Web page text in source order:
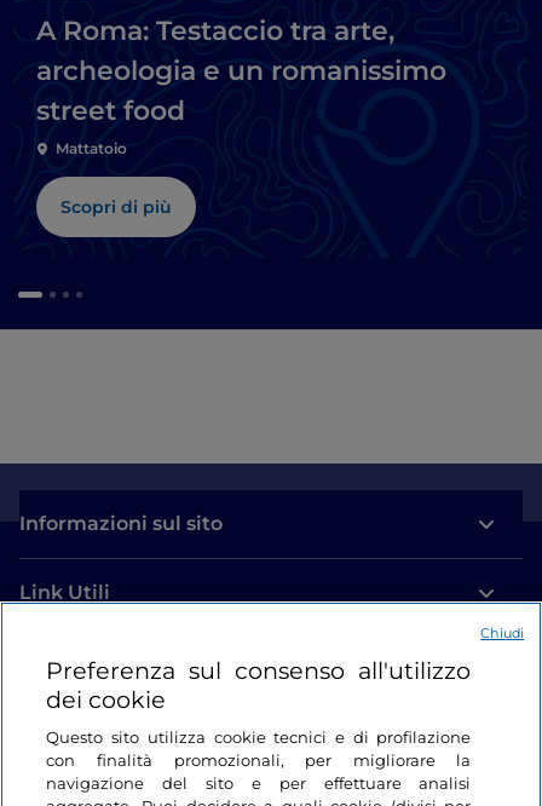
A Roma: Testaccio tra arte,
archeologia e un romanissimo
street food
Mattatoio
Scopri di più
Informazioni sul sito
Link Utili
Login
Restiamo in contatto
Preferenza sul consenso all'utilizzo
dei cookie
Questo sito utilizza cookie tecnici e di profilazione
con finalità promozionali, per migliorare la
navigazione del sito e per effettuare analisi
Chiudi